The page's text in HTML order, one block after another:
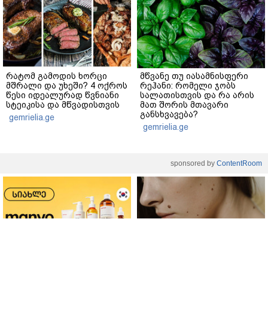
რატომ გამოდის ხორცი
მშრალი და უხეში? 4 ოქროს
წესი იდეალურად წვნიანი
სტეიკისა და მწვადისთვის
gemrielia.ge
მწვანე თუ იასამნისფერი
რეჰანი: რომელი ჯობს
სალათისთვის და რა არის
მათ შორის მთავარი
განსხვავება?
gemrielia.ge
sponsored by ContentRoom